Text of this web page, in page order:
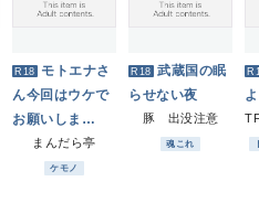
R18 モトエナさ
ん今回はウケで
お願いしま
す！！
まんだら亭
ケモノ
R18 武蔵国の眠
らせない夜
豚 出没注意
魂これ